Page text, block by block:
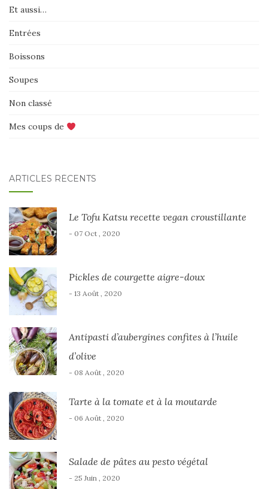
Et aussi…
Entrées
Boissons
Soupes
Non classé
Mes coups de
ARTICLES RÉCENTS
Le Tofu Katsu recette vegan croustillante
- 07 Oct , 2020
Pickles de courgette aigre-doux
- 13 Août , 2020
Antipasti d’aubergines confites à l’huile
d’olive
- 08 Août , 2020
Tarte à la tomate et à la moutarde
- 06 Août , 2020
Salade de pâtes au pesto végétal
- 25 Juin , 2020